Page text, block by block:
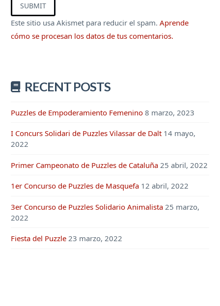
Este sitio usa Akismet para reducir el spam.Aprende
cómo se procesan los datos de tus comentarios.
RECENT POSTS
Puzzles de Empoderamiento Femenino 8 marzo, 2023
I Concurs Solidari de Puzzles Vilassar de Dalt 14 mayo,
2022
Primer Campeonato de Puzzles de Cataluña 25 abril, 2022
1er Concurso de Puzzles de Masquefa 12 abril, 2022
3er Concurso de Puzzles Solidario Animalista 25 marzo,
2022
Fiesta del Puzzle 23 marzo, 2022